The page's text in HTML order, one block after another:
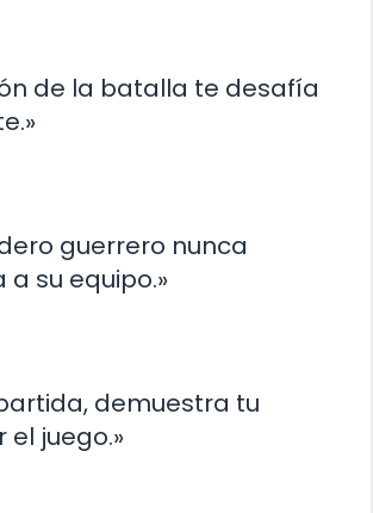
de la batalla te desafía
guerrero nunca
su equipo.»
demuestra tu
el juego.»